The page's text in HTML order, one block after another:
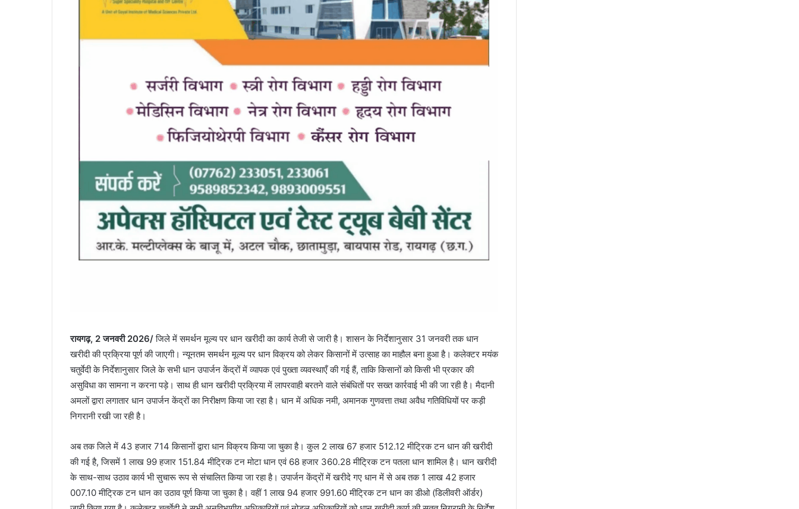
रायगढ़, 2 जनवरी 2026/जिले में समर्थन मूल्य पर धान खरीदी का कार्य तेजी से जारी है। शासन के निर्देशानुसार 31 जनवरी तक धान
खरीदी की प्रक्रिया पूर्ण की जाएगी। न्यूनतम समर्थन मूल्य पर धान विक्रय को लेकर किसानों में उत्साह का माहौल बना हुआ है। कलेक्टर मयंक
चतुर्वेदी के निर्देशानुसार जिले के सभी धान उपार्जन केंद्रों में व्यापक एवं पुख्ता व्यवस्थाएँ की गई हैं, ताकि किसानों को किसी भी प्रकार की
असुविधा का सामना न करना पड़े। साथ ही धान खरीदी प्रक्रिया में लापरवाही बरतने वाले संबंधितों पर सख्त कार्रवाई भी की जा रही है। मैदानी
अमलों द्वारा लगातार धान उपार्जन केंद्रों का निरीक्षण किया जा रहा है। धान में अधिक नमी, अमानक गुणवत्ता तथा अवैध गतिविधियों पर कड़ी
निगरानी रखी जा रही है।
अब तक जिले में 43 हजार 714 किसानों द्वारा धान विक्रय किया जा चुका है। कुल 2 लाख 67 हजार 512.12 मीट्रिक टन धान की खरीदी
की गई है, जिसमें 1 लाख 99 हजार 151.84 मीट्रिक टन मोटा धान एवं 68 हजार 360.28 मीट्रिक टन पतला धान शामिल है। धान खरीदी
के साथ-साथ उठाव कार्य भी सुचारू रूप से संचालित किया जा रहा है। उपार्जन केंद्रों में खरीदे गए धान में से अब तक 1 लाख 42 हजार
007.10 मीट्रिक टन धान का उठाव पूर्ण किया जा चुका है। वहीं 1 लाख 94 हजार 991.60 मीट्रिक टन धान का डीओ (डिलीवरी ऑर्डर)